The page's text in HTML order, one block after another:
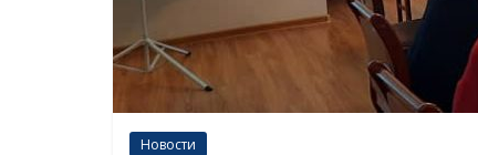
Новости